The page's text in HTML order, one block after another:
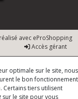
avec eProShopping
Accès gérant
optimale sur le site, nous
le bon fonctionnement
Certains tiers utilisent
sur le site pour vous